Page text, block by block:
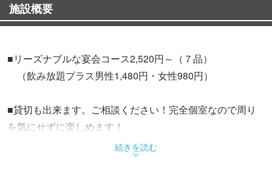
施設概要
■リーズナブルな宴会コース2,520円～（７品）
（飲み放題プラス男性1,480円・女性980円）
■貸切も出来ます。ご相談ください！完全個室なので周り
を気にせずに楽しめます！
■【７名様～】宴会コースご予約で御一人様飲み放題料金
続きを読む